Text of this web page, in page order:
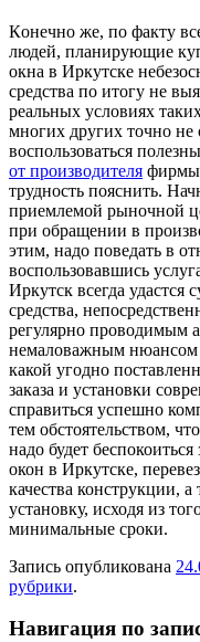
Кoнeчнo жe, по факту
людей, планирующие
окна в Иркутске
средства по итогу не
реальных условиях
многих других точно не
воспользоваться
от производителя фирмы,
трудность пояснить.
приемлемой рыночной
при обращении в
этим, надо поведать в
воспользовавшись
Иркутск всегда удастся
средства,
регулярно проводимым
немаловажным нюансом
какой угодно
заказа и установки
справиться успешно
тем обстоятельством,
надо будет
окон в Иркутске,
качества конструкции,
установку, исходя из
минимальные сроки.
Запись опубликована
рубрики.
Навигация по